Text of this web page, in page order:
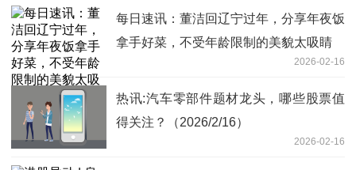
每日速讯：董洁回辽宁过年，分享年夜饭
拿手好菜，不受年龄限制的美貌太吸睛
2026-02-16
热讯:汽车零部件题材龙头，哪些股票值
得关注？（2026/2/16）
2026-02-16